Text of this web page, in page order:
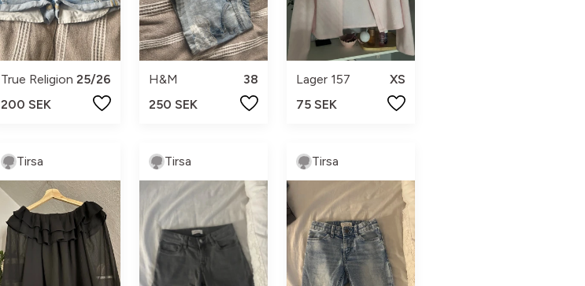
True Religion 25/26
200 SEK
H&M
38
250 SEK
Lager 157
XS
75 SEK
Tirsa Tirsa Tirsa